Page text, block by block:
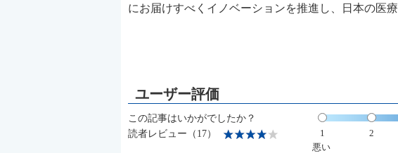
にお届けすべくイノベーションを推進し、日本の医療
この記事はいかがでしたか？
読者レビュー（17）
1 2
悪い